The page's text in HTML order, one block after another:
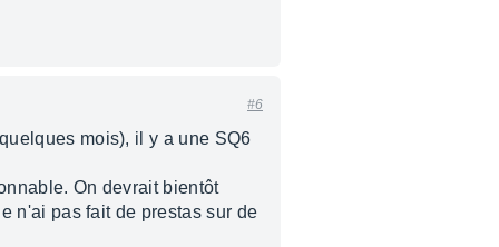
#6
mois), il y a une SQ6
On devrait bientôt
n'ai pas fait de prestas sur de